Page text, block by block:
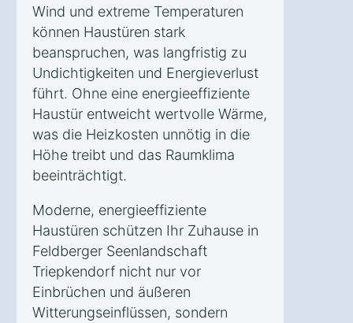
Wind und extreme Temperaturen
können Haustüren stark
beanspruchen, was langfristig zu
Undichtigkeiten und Energieverlust
führt. Ohne eine energieeffiziente
Haustür entweicht wertvolle Wärme,
was die Heizkosten unnötig in die
Höhe treibt und das Raumklima
beeinträchtigt.
Moderne, energieeffiziente
Haustüren schützen Ihr Zuhause in
Feldberger Seenlandschaft
Triepkendorf nicht nur vor
Einbrüchen und äußeren
Witterungseinflüssen, sondern